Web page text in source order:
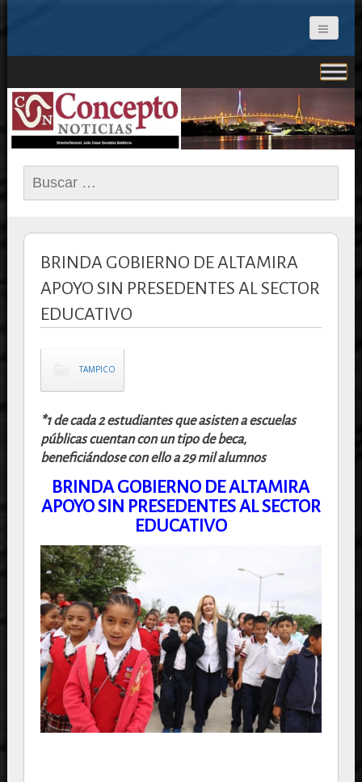
CONCEPTO NOTICIAS
Buscar:
BRINDA GOBIERNO DE ALTAMIRA
APOYO SIN PRESEDENTES AL SECTOR
EDUCATIVO
TAMPICO
*1 de cada 2 estudiantes que asisten a escuelas
públicas cuentan con untipo de beca,
beneficiándose con ello a 29 mil alumnos
BRINDA GOBIERNO DE ALTAMIRA
APOYO SIN PRESEDENTES AL SECTOR
EDUCATIVO